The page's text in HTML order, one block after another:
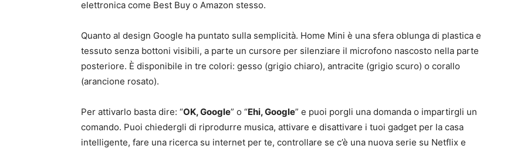
elettronica come Best Buy o Amazon stesso.
Quanto al design Google ha puntato sulla semplicità. Home Mini è una sfera oblunga di plastica e
tessuto senza bottoni visibili, a parte un cursore per silenziare il microfono nascosto nella parte
posteriore. È disponibile in tre colori: gesso (grigio chiaro), antracite (grigio scuro) o corallo
(arancione rosato).
Per attivarlo basta dire: “OK, Google” o “Ehi, Google” e puoi porgli una domanda o impartirgli un
comando. Puoi chiedergli di riprodurre musica, attivare e disattivare i tuoi gadget per la casa
intelligente, fare una ricerca su internet per te, controllare se c’è una nuova serie su Netflix e